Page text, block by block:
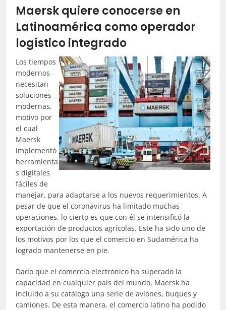
Maersk quiere conocerse en
Latinoamérica como operador
logístico integrado
Los tiempos
modernos
necesitan
soluciones
modernas,
motivo por
el cual
Maersk
implementó
herramienta
s digitales
fáciles de
manejar, para adaptarse a los nuevos requerimientos. A
pesar de que el coronavirus ha limitado muchas
operaciones, lo cierto es que con él se intensificó la
exportación de productos agrícolas. Este ha sido uno de
los motivos por los que el comercio en Sudamérica ha
logrado mantenerse en pie.
Dado que el comercio electrónico ha superado la
capacidad en cualquier país del mundo, Maersk ha
incluido a su catálogo una serie de aviones, buques y
camiones. De esta manera, el comercio latino ha podido